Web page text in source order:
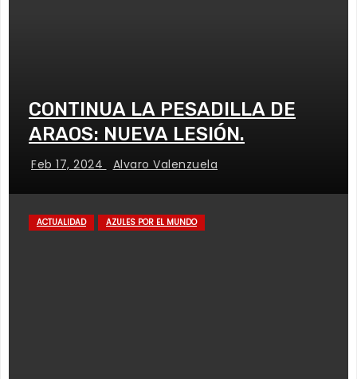
CONTINUA LA PESADILLA DE
ARAOS: NUEVA LESIÓN.
Feb 17, 2024 Alvaro Valenzuela
ACTUALIDAD AZULES POR EL MUNDO